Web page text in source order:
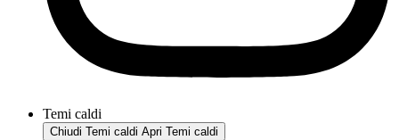
Temi caldi
Chiudi Temi caldi Apri Temi caldi